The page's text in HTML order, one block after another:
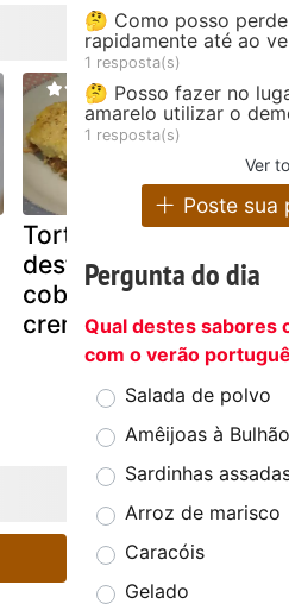
Torta de frango
desfiado com
cobertura de
creme de milho
🤔 Como posso
rapidamente até ao
1 resposta(s)
🤔 Posso fazer no
amarelo utilizar o
1 resposta(s)
Ver
Poste sua
Pergunta do dia
Qual destes sabores
com o verão
Salada de polvo
Amêijoas à
Sardinhas
Arroz de marisco
Caracóis
Gelado